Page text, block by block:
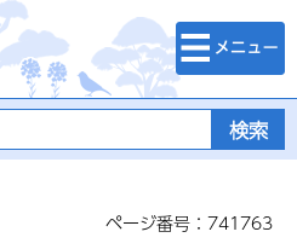
検索・メニュ
ー
ページ番号：741763